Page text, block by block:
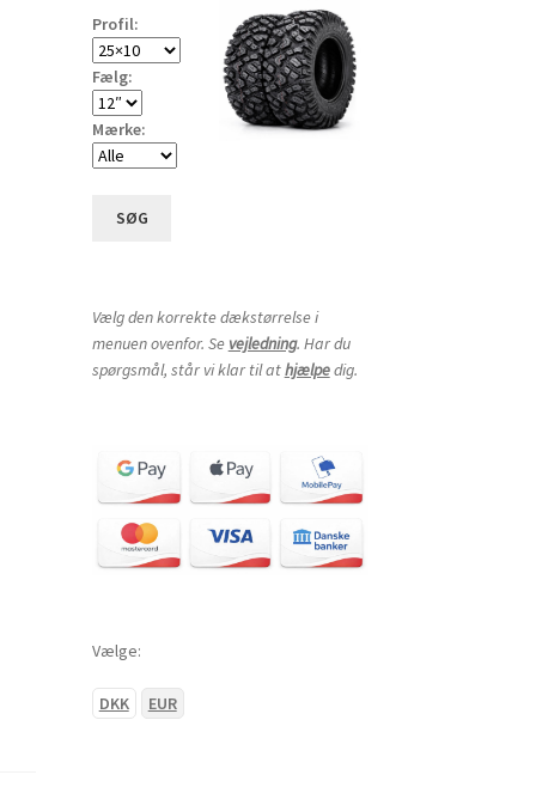
Profil:
Fælg:
Mærke:
SØG
Vælg den korrekte dækstørrelse i
menuen ovenfor. Se vejledning. Har du
spørgsmål, står vi klar til athjælpedig.
Vælge:
DKK EUR